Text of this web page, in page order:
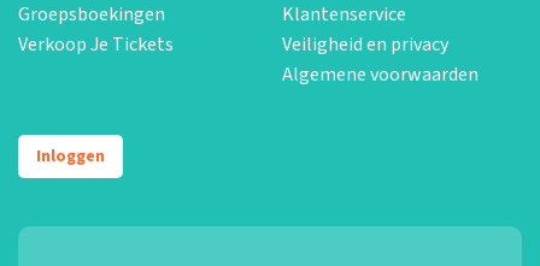
Groepsboekingen
Verkoop Je Tickets
Klantenservice
Veiligheid en privacy
Algemene voorwaarden
Inloggen